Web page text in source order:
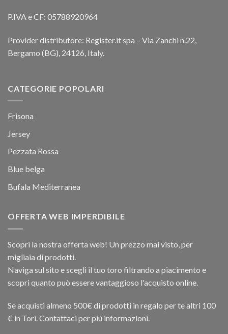
P.IVA e CF: 05788920964
Provider distributore: Register.it spa – Via Zanchi n.22,
Bergamo (BG), 24126, Italy.
CATEGORIE POPOLARI
Frisona
Jersey
Pezzata Rossa
Blue belga
Bufala Mediterranea
OFFERTA WEB IMPERDIBILE
Scopri la nostra offerta web! Un prezzo mai visto, per
migliaia di prodotti.
Naviga sul sito e scegli il tuo toro filtrando a piacimento e
scopri quanto può essere vantaggioso l'acquisto online.
Se acquisti almeno 500€ di prodotti in regalo per te altri 100
€ in Tori. Contattaci per più informazioni.